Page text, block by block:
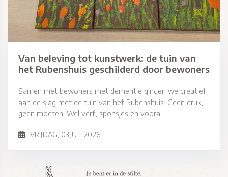
Van beleving tot kunstwerk: de tuin van
het Rubenshuis geschilderd door bewoners
Samen met bewoners met dementie gingen we creatief
aan de slag met de tuin van het Rubenshuis. Geen druk,
geen moeten. Wel verf, sponsjes en vooral...
VRIJDAG, 03 JUL. 2026